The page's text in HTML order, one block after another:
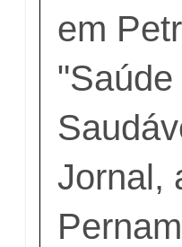
em
Jornal,